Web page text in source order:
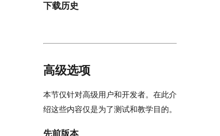
下载历史
高级选项
本节仅针对高级用户和开发者。在此介
绍这些内容仅是为了测试和教学目的。
先前版本